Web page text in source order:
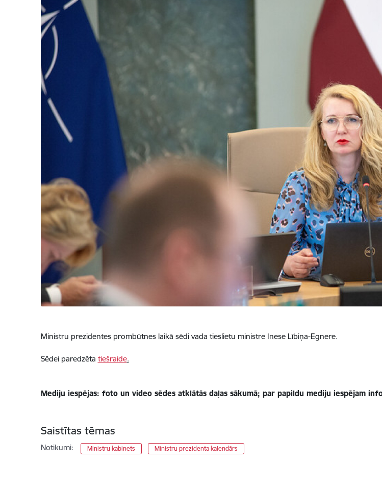
Ministru prezidentes prombūtnes laikā sēdi vada tieslietu ministre Inese Lībiņa-Egnere.
Sēdei paredzēta tiešraide.
Mediju iespējas: foto un video sēdes atklātās daļas sākumā; par papildu mediju iespējam
Saistītas tēmas
Notikumi: Ministru kabinets Ministru prezidenta kalendārs